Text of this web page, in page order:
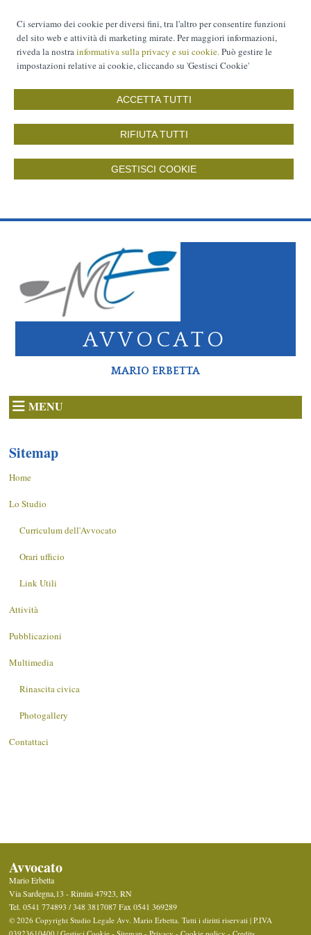
Ci serviamo dei cookie per diversi fini, tra l'altro per consentire funzioni
del sito web e attività di marketing mirate. Per maggiori informazioni,
riveda la nostrainformativa sulla privacy e sui cookie.Può gestire le
impostazioni relative ai cookie, cliccando su 'Gestisci Cookie'
ACCETTA TUTTI
RIFIUTA TUTTI
GESTISCI COOKIE
AVVOCATO
MARIO ERBETTA
MENU
Sitemap
Home
Lo Studio
Curriculum dell'Avvocato
Orari ufficio
Link Utili
Attività
Pubblicazioni
Multimedia
Rinascita civica
Photogallery
Contattaci
Avvocato
Mario Erbetta
Via Sardegna,13 -Rimini 47923,RN
Tel.0541 774893 / 348 3817087Fax0541 369289
© 2026 Copyright Studio Legale Avv. Mario Erbetta. Tutti i diritti riservati | P.IVA